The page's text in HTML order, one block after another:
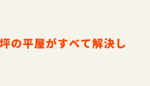
の平屋がすべて解決し